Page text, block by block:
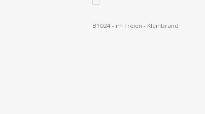
B1024 - im Freien - Kleinbrand